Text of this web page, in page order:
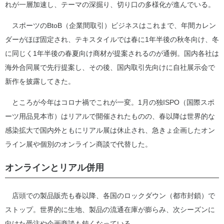
れが一層加速し、テーマの深掘り、切り口の多様化が進んでいる。
スポーツのBtoB（企業間取引）ビジネスはこれまで、年間カレン
ダーがほぼ固定され、テキスタイルでは春に1年半後の秋冬向け、冬
に同じく1年半後の春夏向け商材が提案されるのが通例。国内各社は
海外合同展で先行提案し、その後、国内取引先向けに自社展示会で
新作を披露してきた。
ところが今年はコロナ禍でこれが一変。1月の独ISPO（国際スポ
ーツ用品見本市）はリアルで開催されたものの、春以降は世界的な
感染拡大で国内外ともにリアル展は休止され、急きょ企画したオン
ライン展や個別のオンライン商談で代替した。
オンラインとリアル併用
店頭での製品販売も春以降、各国のロックダウン（都市封鎖）で
ストップ。世界的に生地、製品の流通在庫が膨らみ、次シーズンに